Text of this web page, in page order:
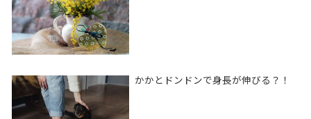
かかとドンドンで身長が伸びる？！